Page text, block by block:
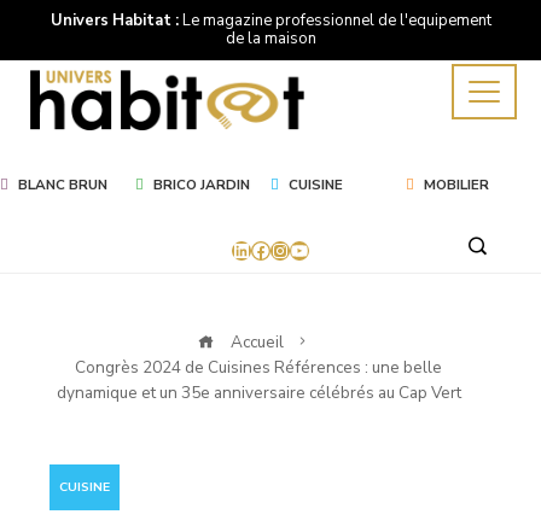
Univers Habitat :Le magazine professionnel de l'equipement
de la maison
BLANC BRUN BRICO JARDIN CUISINE MOBILIER
LinkedIn
Facebook
Instagram
YouTube
Accueil
Congrès 2024 de Cuisines Références : une belle
dynamique et un 35e anniversaire célébrés au Cap Vert
CUISINE